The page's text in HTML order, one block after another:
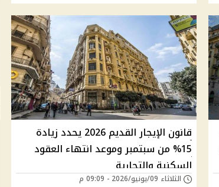
قانون الإيجار القديم 2026 يحدد زيادة
15% من سبتمبر وموعد انتهاء العقود
السكنية والتجارية
الثلاثاء 09/يونيو/2026 - 09:09 م